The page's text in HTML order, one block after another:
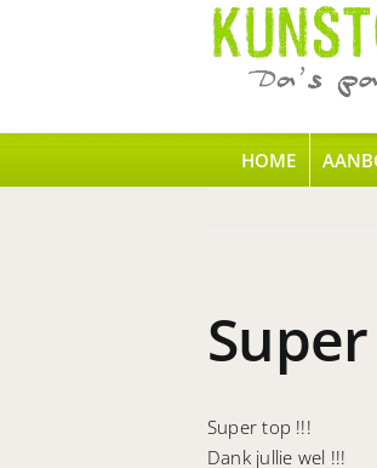
HOME
Super top !!!
Dank jullie wel !!!